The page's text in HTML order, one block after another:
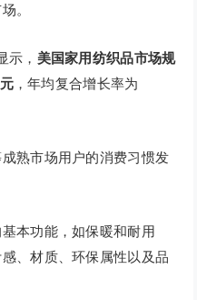
。
示， 美国家用纺织品市场规
，年均复合增长率为
熟市场用户的消费习惯发
本功能，如保暖和耐用
、材质、环保属性以及品